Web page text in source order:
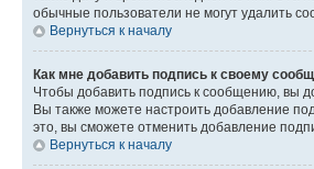
обычные пользователи не могут удалить
Вернуться к началу
Как мне добавить подпись к своему
Чтобы добавить подпись к сообщению, вы
Вы также можете настроить добавление
это, вы сможете отменить добавление
Вернуться к началу